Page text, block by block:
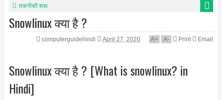
तकनीकी शब्द
Snowlinux क्या है ?
computerguidehindi April 27, 2020 A+ A- Print Email
Snowlinux क्या है ? [What is snowlinux? in
Hindi]